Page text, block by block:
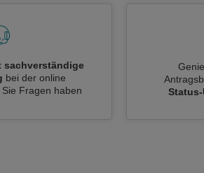
sachverständige
bei der online
Fragen haben